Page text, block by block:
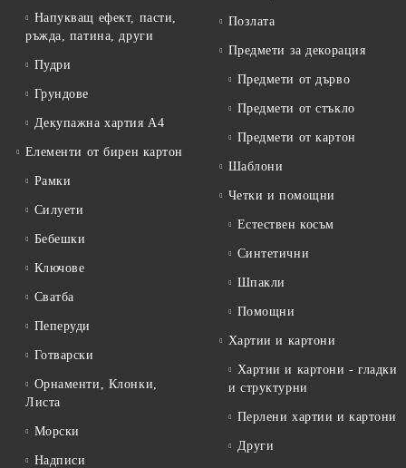
Напукващ ефект, пасти,
ръжда, патина, други
Пудри
Грундове
Декупажна хартия А4
Елементи от бирен картон
Рамки
Силуети
Бебешки
Ключове
Сватба
Пеперуди
Готварски
Орнаменти, Клонки,
Листа
Морски
Надписи
Позлата
Предмети за декорация
Предмети от дърво
Предмети от стъкло
Предмети от картон
Шаблони
Четки и помощни
Естествен косъм
Синтетични
Шпакли
Помощни
Хартии и картони
Хартии и картони - гладки
и структурни
Перлени хартии и картони
Други